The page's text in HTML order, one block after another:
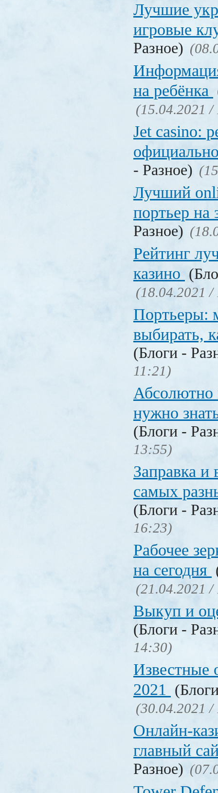
Лучшие
игровые
Разное)
на ребёнка
(15.04.2021 /
Jet casino:
- Разное)
Лучший
портьер на
Разное)
Рейтинг
казино
(18.04.2021 /
Портьеры:
выбирать,
(Блоги -
11:21)
Абсолютно
нужно
(Блоги -
13:55)
Заправка и
самых
(Блоги -
16:23)
Рабочее
на сегодня
(21.04.2021 /
Выкуп и
(Блоги -
14:30)
Известные
2021
(30.04.2021 /
Онлайн-
главный
Разное)